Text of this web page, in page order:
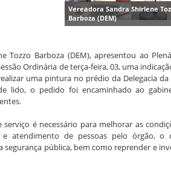
Vereadora Sandra Shirlene
Barboza (DEM)
Tozzo Barboza (DEM), apresentou ao
Ordinária de terça-feira, 03, uma
uma pintura no prédio da Delegacia da
lido, o pedido foi encaminhado ao
serviço é necessário para melhorar as
e atendimento de pessoas pelo órgão, o
segurança pública, bem como reprender e